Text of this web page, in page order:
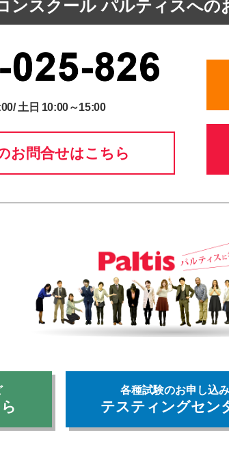
ンスクール パルティスへの
土日 10:00～15:00
お問合せはこちら
各種試験のお申し込み
テスティングセン